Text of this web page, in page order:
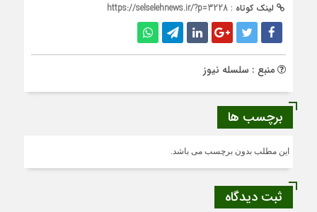
لینک کوتاه : https://selselehnews.ir/?p=3228
منبع : سلسله نیوز
برچسب ها
این مطلب بدون برچسب می باشد.
ثبت دیدگاه